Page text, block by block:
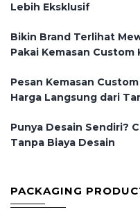
Lebih Eksklusif
Bikin Brand Terlihat
Pakai Kemasan Custom
Pesan Kemasan
Harga Langsung dari
Punya Desain Sendiri?
Tanpa Biaya Desain
PACKAGING